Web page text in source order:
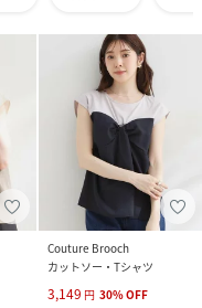
Couture Brooch
カットソー・Tシャツ
3,149 円 30%OFF